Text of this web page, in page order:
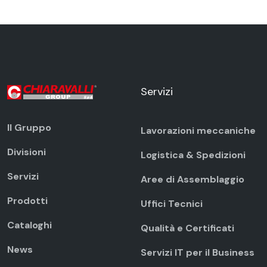
Il Gruppo
Divisioni
Servizi
Prodotti
Cataloghi
News
Servizi
Lavorazioni meccaniche
Logistica & Spedizioni
Aree di Assemblaggio
Uffici Tecnici
Qualità e Certificati
Servizi IT per il Business